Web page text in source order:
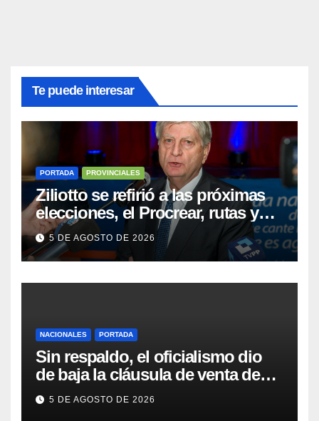
Te puede interesar
PORTADA PROVINCIALES
Ziliotto se refirió a las próximas
elecciones, el Procrear, rutas y
Vaca Muerta
5 DE AGOSTO DE 2026
NACIONALES PORTADA
Sin respaldo, el oficialismo dio
de baja la cláusula de venta de
tierras a extranjeros para salvar la
sesión
5 DE AGOSTO DE 2026